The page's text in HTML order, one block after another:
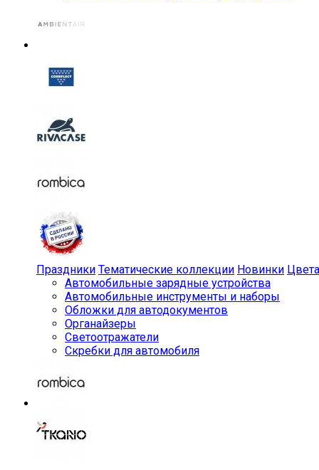
Праздники Тематические коллекции Новинки Цвета
Автомобильные зарядные устройства
Автомобильные инструменты и наборы
Обложки для автодокументов
Органайзеры
Светоотражатели
Скребки для автомобиля